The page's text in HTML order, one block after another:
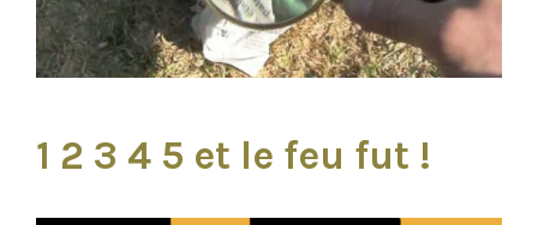
1 2 3 4 5 et le feu fut !